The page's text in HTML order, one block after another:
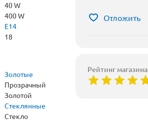
40 W
400 W
E14
18
Золотые
Прозрачный
Золотой
Стеклянные
Стекло
Отложить
Рейтинг магазина